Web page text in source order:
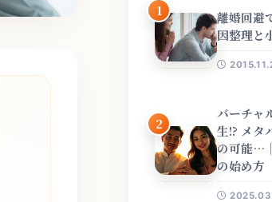
1
離婚回避
因整理と
2
バーチャ
生!? メタ
の可能…
の始め方